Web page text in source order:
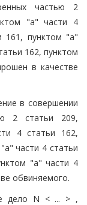
частью 2
"а" части 4
161, пунктом "а"
162, пунктом
в качестве
в совершении
2 статьи 209,
4 статьи 162,
части 4 статьи
"а" части 4
обвиняемого.
дело N < ... > ,